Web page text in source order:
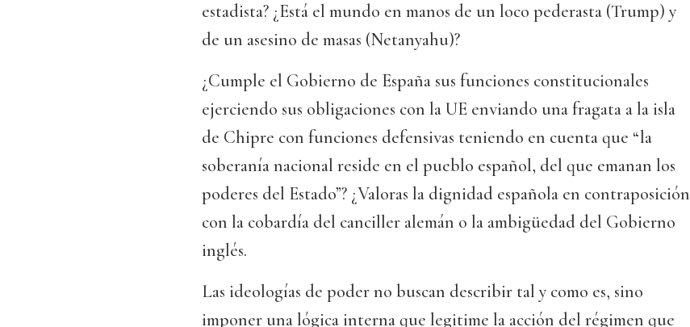
estadista? ¿Está el mundo en manos de un loco pederasta (Trump) y
de un asesino de masas (Netanyahu)?
¿Cumple el Gobierno de España sus funciones constitucionales
ejerciendo sus obligaciones con la UE enviando una fragata a la isla
de Chipre con funciones defensivas teniendo en cuenta que “la
soberanía nacional reside en el pueblo español, del que emanan los
poderes del Estado”? ¿Valoras la dignidad española en contraposición
con la cobardía del canciller alemán o la ambigüedad del Gobierno
inglés.
Las ideologías de poder no buscan describir tal y como es, sino
imponer una lógica interna que legitime la acción del régimen que